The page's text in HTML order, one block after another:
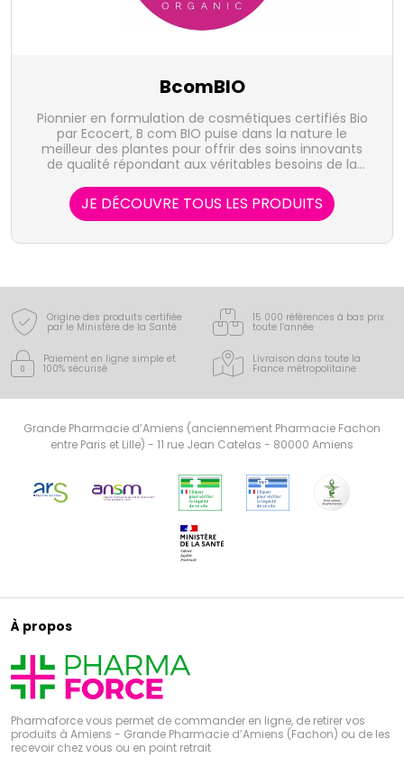
BcomBIO
Pionnier en formulation de cosmétiques certifiés Bio
par Ecocert, B com BIO puise dans la nature le
meilleur des plantes pour offrir des soins innovants
de qualité répondant aux véritables besoins de la
JE DÉCOUVRE TOUS LES PRODUITS
Origine des produits certifiée
par le Ministère de la Santé
15 000 références à bas prix
toute l’année
Paiement en ligne simple et
100% sécurisé
Livraison dans toute la
France métropolitaine
Grande Pharmacie d’Amiens (anciennement Pharmacie Fachon
entre Paris et Lille) - 11 rue Jean Catelas - 80000 Amiens
À propos
Pharmaforce vous permet de commander en ligne, de retirer vos
produits à Amiens - Grande Pharmacie d’Amiens (Fachon) ou de les
recevoir chez vous ou en point retrait